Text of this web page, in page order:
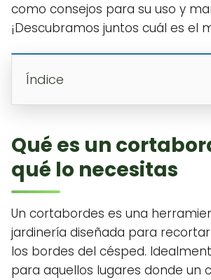
como consejos para su uso y
¡Descubramos juntos cuál es el
Índice
Qué es un
qué lo necesitas
Un cortabordes es una
jardinería diseñada para
los bordes del césped.
para aquellos lugares donde un